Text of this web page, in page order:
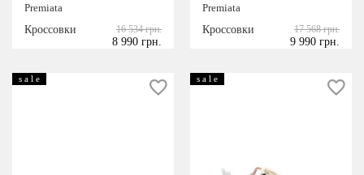
Premiata
Кроссовки
16 534 грн.
8 990 грн.
Premiata
Кроссовки
17 568 грн.
9 990 грн.
s a l e s a l e